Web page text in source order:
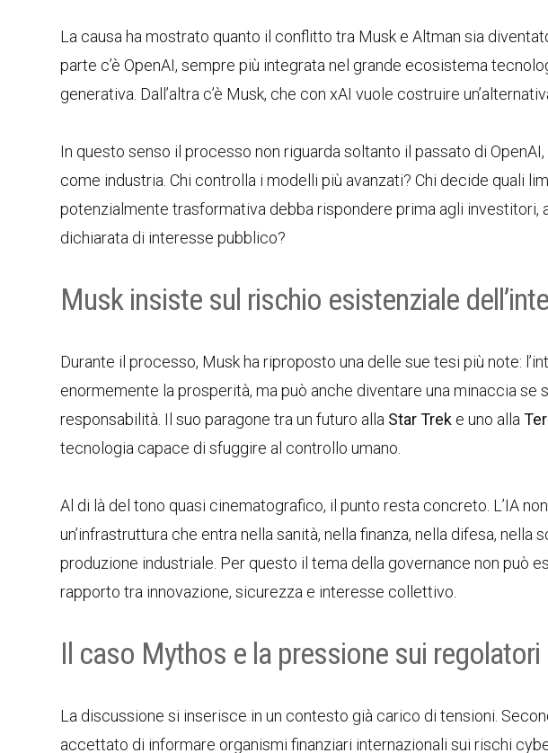
La causa ha mostrato quanto il conflitto tra Musk e Altman sia
parte c’è OpenAI, sempre più integrata nel grande ecosistema
generativa. Dall’altra c’è Musk, che con xAI vuole costruire
In questo senso il processo non riguarda soltanto il passato di
come industria. Chi controlla i modelli più avanzati? Chi decide quali
potenzialmente trasformativa debba rispondere prima agli investitori,
dichiarata di interesse pubblico?
Musk insiste sul rischio esistenziale
Durante il processo, Musk ha riproposto una delle sue tesi più note:
enormemente la prosperità, ma può anche diventare una minaccia se
responsabilità. Il suo paragone tra un futuro alla Star Trek e uno alla
tecnologia capace di sfuggire al controllo umano.
Al di là del tono quasi cinematografico, il punto resta concreto. L’IA
un’infrastruttura che entra nella sanità, nella finanza, nella difesa,
produzione industriale. Per questo il tema della governance non può
rapporto tra innovazione, sicurezza e interesse collettivo.
Il caso Mythos e la pressione sui regolatori
La discussione si inserisce in un contesto già carico di tensioni.
accettato di informare organismi finanziari internazionali sui rischi